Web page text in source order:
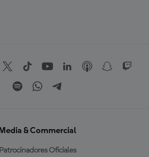
Media & Commercial
Patrocinadores Oficiales